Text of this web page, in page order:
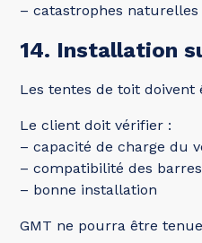
– catastrophes naturelles
14. Installation
Les tentes de toit
Le client doit vérifier :
– capacité de charge du
– compatibilité des barres
– bonne installation
GMT ne pourra être